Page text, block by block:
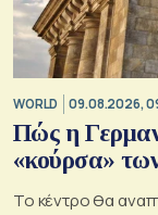
WORLD 09.08.2026,
Πώς η
«κούρσα»
Το κέντρο θα